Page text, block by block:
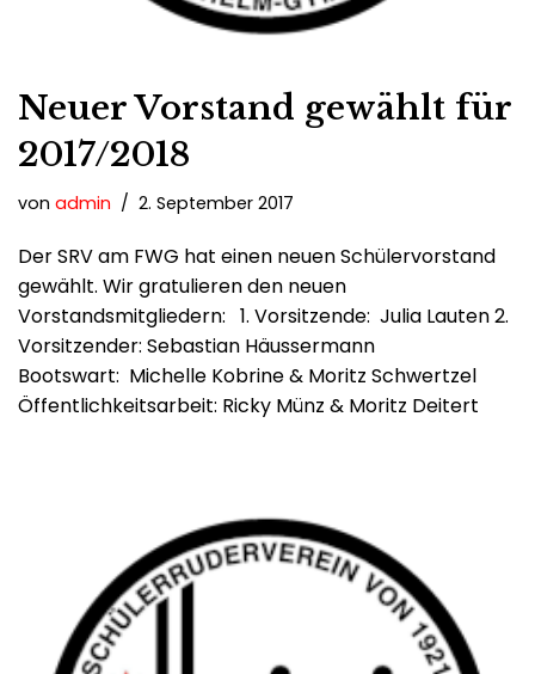
Neuer Vorstand gewählt für
2017/2018
von admin 2. September 2017
Der SRV am FWG hat einen neuen Schülervorstand
gewählt. Wir gratulieren den neuen
Vorstandsmitgliedern: 1. Vorsitzende: Julia Lauten 2.
Vorsitzender: Sebastian Häussermann
Bootswart: Michelle Kobrine & Moritz Schwertzel
Öffentlichkeitsarbeit: Ricky Münz & Moritz Deitert